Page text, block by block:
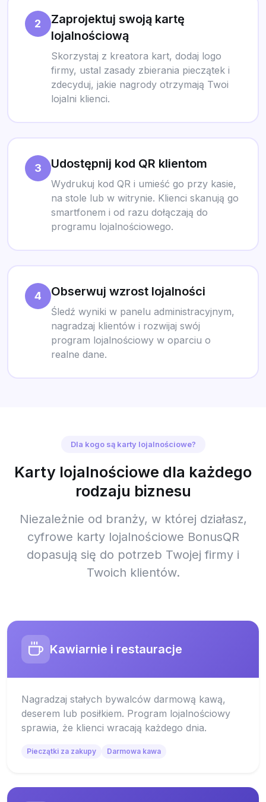
2
Zaprojektuj swoją kartę
lojalnościową
Skorzystaj z kreatora kart, dodaj logo
firmy, ustal zasady zbierania pieczątek i
zdecyduj, jakie nagrody otrzymają Twoi
lojalni klienci.
3 Udostępnij kod QR klientom
Wydrukuj kod QR i umieść go przy kasie,
na stole lub w witrynie. Klienci skanują go
smartfonem i od razu dołączają do
programu lojalnościowego.
4 Obserwuj wzrost lojalności
Śledź wyniki w panelu administracyjnym,
nagradzaj klientów i rozwijaj swój
program lojalnościowy w oparciu o
realne dane.
Dla kogo są karty lojalnościowe?
Karty lojalnościowe dla każdego
rodzaju biznesu
Niezależnie od branży, w której działasz,
cyfrowe karty lojalnościowe BonusQR
dopasują się do potrzeb Twojej firmy i
Twoich klientów.
Kawiarnie i restauracje
Nagradzaj stałych bywalców darmową kawą,
deserem lub posiłkiem. Program lojalnościowy
sprawia, że klienci wracają każdego dnia.
Pieczątki za zakupy Darmowa kawa